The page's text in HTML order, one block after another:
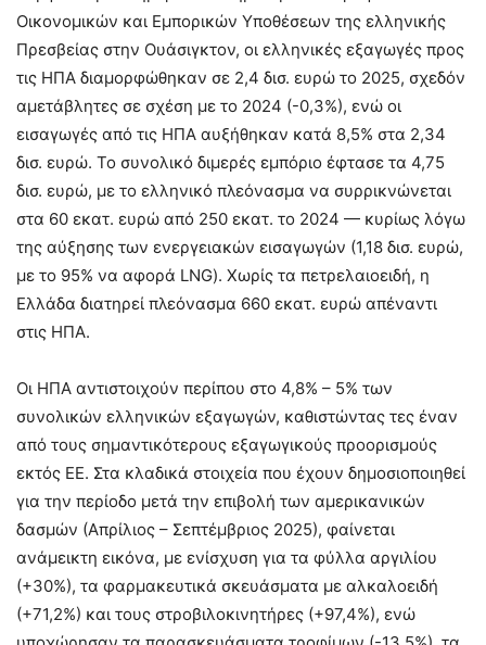
Οικονομικών και Εμπορικών Υποθέσεων της ελληνικής
Πρεσβείας στην Ουάσιγκτον, οι ελληνικές εξαγωγές προς
τις ΗΠΑ διαμορφώθηκαν σε 2,4 δισ. ευρώ το 2025, σχεδόν
αμετάβλητες σε σχέση με το 2024 (-0,3%), ενώ οι
εισαγωγές από τις ΗΠΑ αυξήθηκαν κατά 8,5% στα 2,34
δισ. ευρώ. Το συνολικό διμερές εμπόριο έφτασε τα 4,75
δισ. ευρώ, με το ελληνικό πλεόνασμα να συρρικνώνεται
στα 60 εκατ. ευρώ από 250 εκατ. το 2024 — κυρίως λόγω
της αύξησης των ενεργειακών εισαγωγών (1,18 δισ. ευρώ,
με το 95% να αφορά LNG). Χωρίς τα πετρελαιοειδή, η
Ελλάδα διατηρεί πλεόνασμα 660 εκατ. ευρώ απέναντι
στις ΗΠΑ.
Οι ΗΠΑ αντιστοιχούν περίπου στο 4,8% – 5% των
συνολικών ελληνικών εξαγωγών, καθιστώντας τες έναν
από τους σημαντικότερους εξαγωγικούς προορισμούς
εκτός ΕΕ. Στα κλαδικά στοιχεία που έχουν δημοσιοποιηθεί
για την περίοδο μετά την επιβολή των αμερικανικών
δασμών (Απρίλιος – Σεπτέμβριος 2025), φαίνεται
ανάμεικτη εικόνα, με ενίσχυση για τα φύλλα αργιλίου
(+30%), τα φαρμακευτικά σκευάσματα με αλκαλοειδή
(+71,2%) και τους στροβιλοκινητήρες (+97,4%), ενώ